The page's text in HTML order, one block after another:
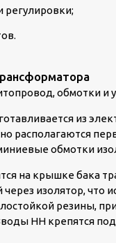
регулировки;
обмотки и
из
располагаются
обмотки
на крышке бака
изолятор, что
резины,
НН крепятся